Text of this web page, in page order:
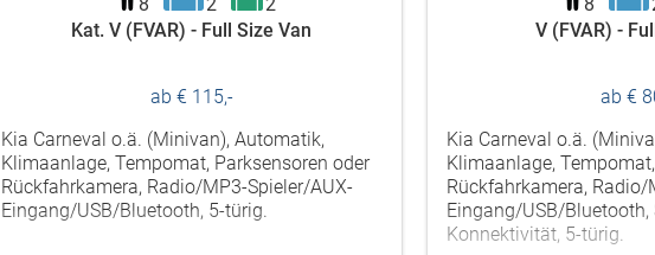
Kat. V (FVAR) - Full Size Van
ab € 115,-
Kia Carneval o.ä. (Minivan), Automatik,
Klimaanlage, Tempomat, Parksensoren oder
Rückfahrkamera, Radio/MP3-Spieler/AUX-
Eingang/USB/Bluetooth, 5-türig.
V (FVAR) -
ab €
Kia Carneval o.ä.
Klimaanlage,
Rückfahrkamera, Radio/
Eingang/USB/Bluetooth,
Konnektivität, 5-türig.